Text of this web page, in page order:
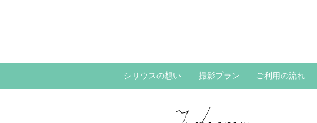
シリウスの想い 撮影プラン ご利用の流れ